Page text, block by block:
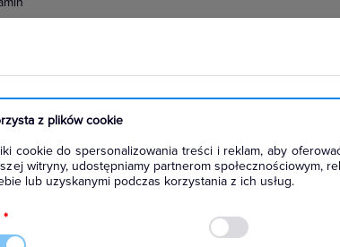
z plików cookie
cookie do spersonalizowania treści i reklam, aby
witryny, udostępniamy partnerom społecznościowym,
lub uzyskanymi podczas korzystania z ich usług.
*
zadawane pytania